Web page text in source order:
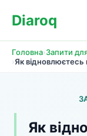
Diaroq
Головна›Запити
›Як відновлюєтесь
Як